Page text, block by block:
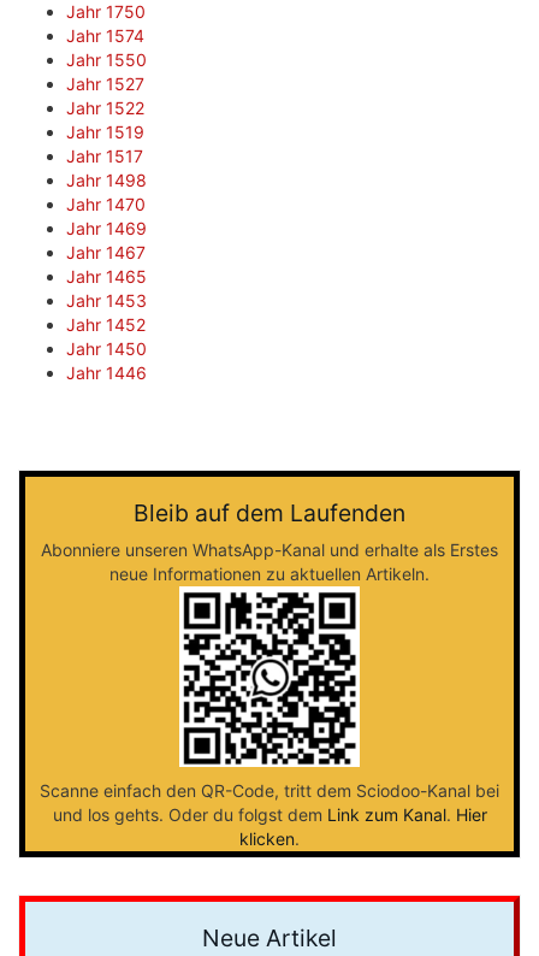
Jahr 1750
Jahr 1574
Jahr 1550
Jahr 1527
Jahr 1522
Jahr 1519
Jahr 1517
Jahr 1498
Jahr 1470
Jahr 1469
Jahr 1467
Jahr 1465
Jahr 1453
Jahr 1452
Jahr 1450
Jahr 1446
Bleib auf dem Laufenden
Abonniere unseren WhatsApp-Kanal und erhalte als Erstes
neue Informationen zu aktuellen Artikeln.
Scanne einfach den QR-Code, tritt dem Sciodoo-Kanal bei
und los gehts. Oder du folgst dem Link zum Kanal. Hier
klicken.
Neue Artikel